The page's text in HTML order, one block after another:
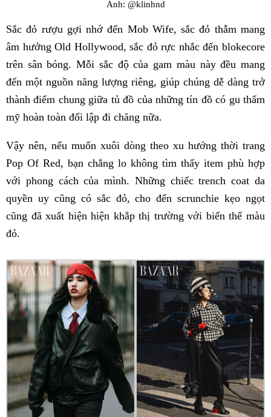
Ảnh: @klinhnd
Sắc đỏ rượu gợi nhớ đến Mob Wife, sắc đỏ thẫm mang
âm hưởng Old Hollywood, sắc đỏ rực nhắc đến blokecore
trên sân bóng. Mỗi sắc độ của gam màu này đều mang
đến một nguồn năng lượng riêng, giúp chúng dễ dàng trở
thành điểm chung giữa tủ đồ của những tín đồ có gu thẩm
mỹ hoàn toàn đối lập đi chăng nữa.
Vậy nên, nếu muốn xuôi dòng theo xu hướng thời trang
Pop Of Red, bạn chẳng lo không tìm thấy item phù hợp
với phong cách của mình. Những chiếc trench coat da
quyền uy cũng có sắc đỏ, cho đến scrunchie kẹo ngọt
cũng đã xuất hiện hiện khắp thị trường với biến thể màu
đỏ.